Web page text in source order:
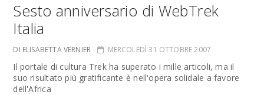
Sesto anniversario di WebTrek
Italia
DI ELISABETTA VERNIER MERCOLEDÌ 31 OTTOBRE 2007
Il portale di cultura Trek ha superato i mille articoli, ma il
suo risultato più gratificante è nell'opera solidale a favore
dell'Africa